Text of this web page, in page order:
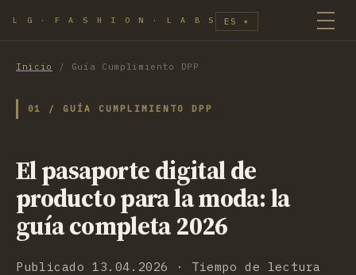
L G · F A S H I O N · L A B S ES ▾
Inicio / Guía Cumplimiento DPP
01 / GUÍA CUMPLIMIENTO DPP
El pasaporte digital de
producto para la moda: la
guía completa 2026
Publicado 13.04.2026 · Tiempo de lectura